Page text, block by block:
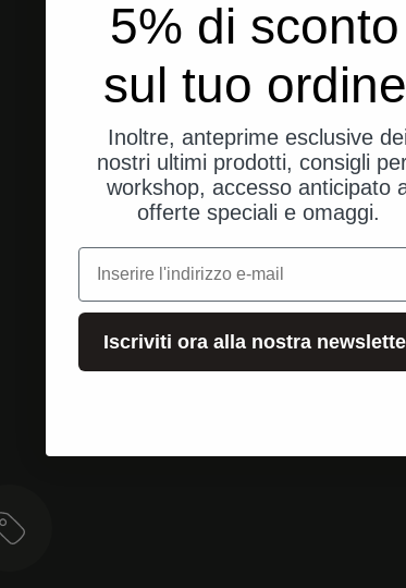
5% di sconto
sul tuo ordine
Inoltre, anteprime esclusive dei
nostri ultimi prodotti, consigli
workshop, accesso anticipato
offerte speciali e omaggi.
e-mail
Iscriviti ora alla nostra